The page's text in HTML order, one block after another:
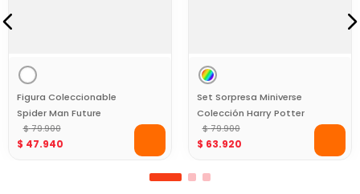
Figura Coleccionable
Spider Man Future
Foundation 10 cms
$ 79.900
$ 47.940
Set Sorpresa Miniverse
Colección Harry Potter
$ 79.900
$ 63.920